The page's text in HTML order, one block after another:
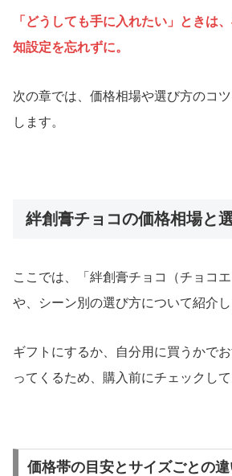
「どうしても手に入れたい」ときは
知設定を忘れずに。
次の章では、価格相場や選び方のコ
します。
絆創膏チョコの価格相場と
ここでは、「絆創膏チョコ（チョコ
や、シーン別の選び方について紹介し
ギフトにするか、自分用に買うかで
ってくるため、購入前にチェックして
価格帯の目安とサイズごとの